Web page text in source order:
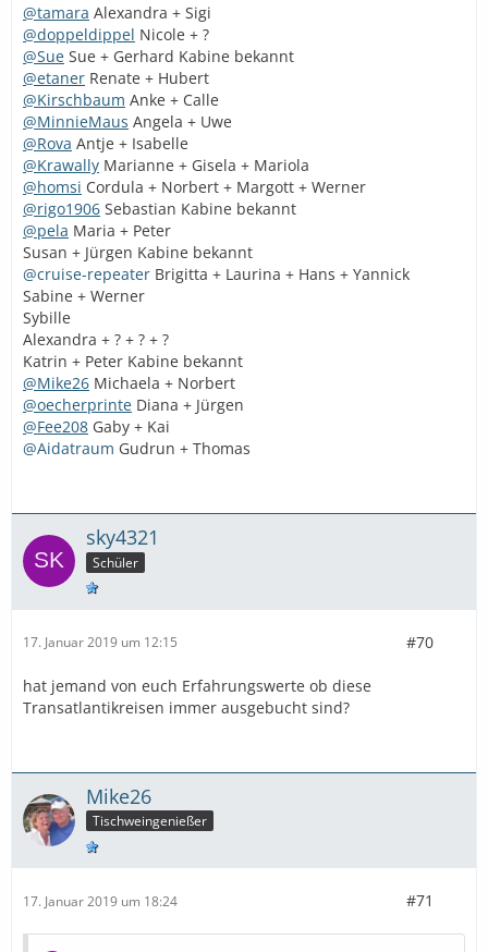
@tamara Alexandra + Sigi
@doppeldippel Nicole + ?
@Sue Sue + Gerhard Kabine bekannt
@etaner Renate + Hubert
@Kirschbaum Anke + Calle
@MinnieMaus Angela + Uwe
@Rova Antje + Isabelle
@Krawally Marianne + Gisela + Mariola
@homsi Cordula + Norbert + Margott + Werner
@rigo1906 Sebastian Kabine bekannt
@pela Maria + Peter
Susan + Jürgen Kabine bekannt
@cruise-repeater Brigitta + Laurina + Hans + Yannick
Sabine + Werner
Sybille
Alexandra + ? + ? + ?
Katrin + Peter Kabine bekannt
@Mike26 Michaela + Norbert
@oecherprinte Diana + Jürgen
@Fee208 Gaby + Kai
@Aidatraum Gudrun + Thomas
sky4321
Schüler
17. Januar 2019 um 12:15 #70
hat jemand von euch Erfahrungswerte ob diese
Transatlantikreisen immer ausgebucht sind?
Mike26
Tischweingenießer
17. Januar 2019 um 18:24 #71